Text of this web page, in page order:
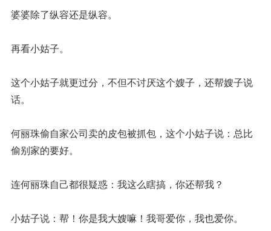
婆婆除了纵容还是纵容。
再看小姑子。
这个小姑子就更过分，不但不讨厌这个嫂子，还帮嫂子说
话。
何丽珠偷自家公司卖的皮包被抓包，这个小姑子说：总比
偷别家的要好。
连何丽珠自己都很疑惑：我这么瞎搞，你还帮我？
小姑子说：帮！你是我大嫂嘛！我哥爱你，我也爱你。